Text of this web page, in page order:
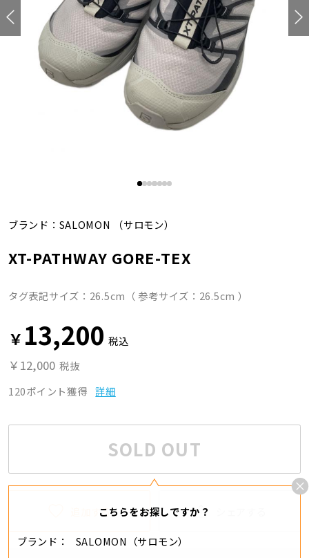
ブランド： SALOMON （サロモン）
XT-PATHWAY GORE-TEX
タグ表記サイズ：26.5cm（ 参考サイズ：26.5cm ）
￥ 13,200 税込
￥12,000 税抜
120ポイント獲得 詳細
SOLD OUT
こちらをお探しですか？
ブランド
SALOMON（サロモン）
追加する